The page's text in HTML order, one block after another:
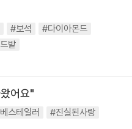
#보석
#다이아몬드
밭
어요"
스테일러 #진실된사랑